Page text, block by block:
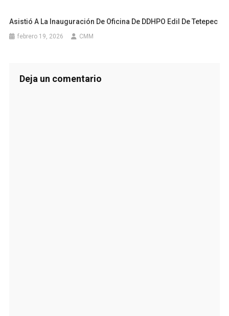
Asistió A La Inauguración De Oficina De DDHPO Edil De Tetepec
febrero 19, 2026 CMM
Deja un comentario